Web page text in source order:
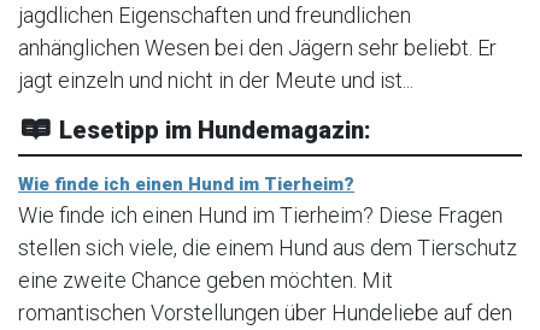
jagdlichen Eigenschaften und freundlichen
anhänglichen Wesen bei den Jägern sehr beliebt. Er
jagt einzeln und nicht in der Meute und ist...
Lesetipp im Hundemagazin:
Wie finde ich einen Hund im Tierheim?
Wie finde ich einen Hund im Tierheim? Diese Fragen
stellen sich viele, die einem Hund aus dem Tierschutz
eine zweite Chance geben möchten. Mit
romantischen Vorstellungen über Hundeliebe auf den